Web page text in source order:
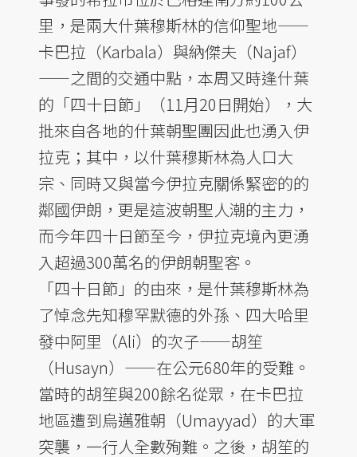
里，是兩大什葉穆斯林的信仰聖地——
卡巴拉（Karbala）與納傑夫（Najaf）
——之間的交通中點，本周又時逢什葉
的「四十日節」（11月20日開始），大
批來自各地的什葉朝聖團因此也湧入伊
拉克；其中，以什葉穆斯林為人口大
宗、同時又與當今伊拉克關係緊密的的
鄰國伊朗，更是這波朝聖人潮的主力，
而今年四十日節至今，伊拉克境內更湧
入超過300萬名的伊朗朝聖客。
「四十日節」的由來，是什葉穆斯林為
了悼念先知穆罕默德的外孫、四大哈里
發中阿里（Ali）的次子——胡笙
（Husayn）——在公元680年的受難。
當時的胡笙與200餘名從眾，在卡巴拉
地區遭到烏邁雅朝（Umayyad）的大軍
突襲，一行人全數殉難。之後，胡笙的